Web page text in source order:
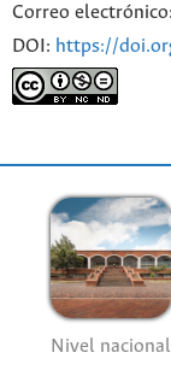
Correo electrónico:
DOI: https://
Nivel nacional